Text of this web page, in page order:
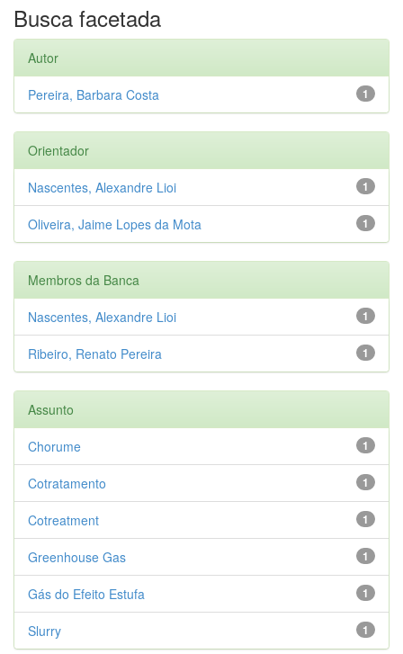
Busca facetada
Autor
1
Pereira, Barbara Costa
Orientador
1
Nascentes, Alexandre Lioi
1
Oliveira, Jaime Lopes da Mota
Membros da Banca
1
Nascentes, Alexandre Lioi
1
Ribeiro, Renato Pereira
Assunto
1
Chorume
1
Cotratamento
1
Cotreatment
1
Greenhouse Gas
1
Gás do Efeito Estufa
1
Slurry